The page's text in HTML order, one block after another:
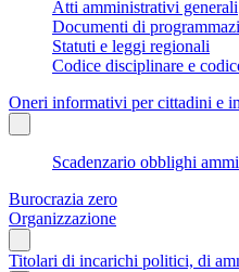
Atti amministrativi generali
Documenti di
Statuti e leggi regionali
Codice disciplinare e
Oneri informativi per cittadini e
Scadenzario obblighi
Burocrazia zero
Organizzazione
Titolari di incarichi politici, di